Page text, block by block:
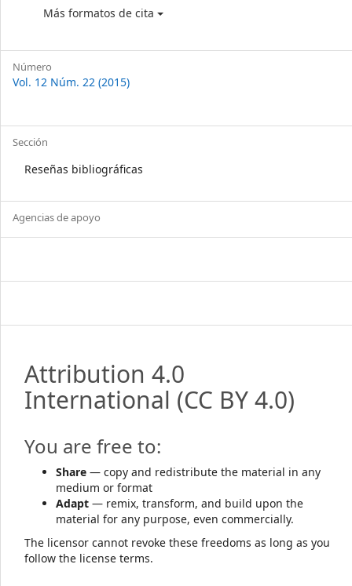
Más formatos de cita
Número
Vol. 12 Núm. 22 (2015)
Sección
Reseñas bibliográficas
Agencias de apoyo
Attribution 4.0
International (CC BY 4.0)
You are free to:
Share — copy and redistribute the material in any
medium or format
Adapt — remix, transform, and build upon the
material for any purpose, even commercially.
The licensor cannot revoke these freedoms as long as you
follow the license terms.